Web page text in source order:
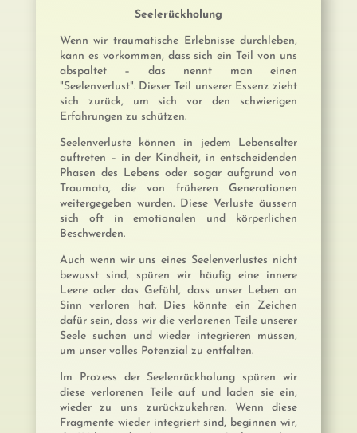
Seelerückholung
Wenn wir traumatische Erlebnisse durchleben,
kann es vorkommen, dass sich ein Teil von uns
abspaltet – das nennt man einen
"Seelenverlust". Dieser Teil unserer Essenz zieht
sich zurück, um sich vor den schwierigen
Erfahrungen zu schützen.
Seelenverluste können in jedem Lebensalter
auftreten – in der Kindheit, in entscheidenden
Phasen des Lebens oder sogar aufgrund von
Traumata, die von früheren Generationen
weitergegeben wurden. Diese Verluste äussern
sich oft in emotionalen und körperlichen
Beschwerden.
Auch wenn wir uns eines Seelenverlustes nicht
bewusst sind, spüren wir häufig eine innere
Leere oder das Gefühl, dass unser Leben an
Sinn verloren hat. Dies könnte ein Zeichen
dafür sein, dass wir die verlorenen Teile unserer
Seele suchen und wieder integrieren müssen,
um unser volles Potenzial zu entfalten.
Im Prozess der Seelenrückholung spüren wir
diese verlorenen Teile auf und laden sie ein,
wieder zu uns zurückzukehren. Wenn diese
Fragmente wieder integriert sind, beginnen wir,